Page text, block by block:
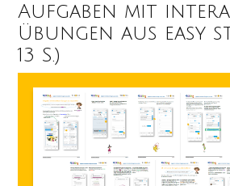
Aufgaben mit
Übungen aus easy
13 S.)